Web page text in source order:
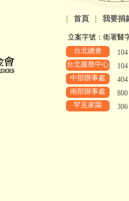
首頁 我要捐
立案字號：衛署醫
台北總會
台北服務中心
中部辦事處
南部辦事處
罕見家園